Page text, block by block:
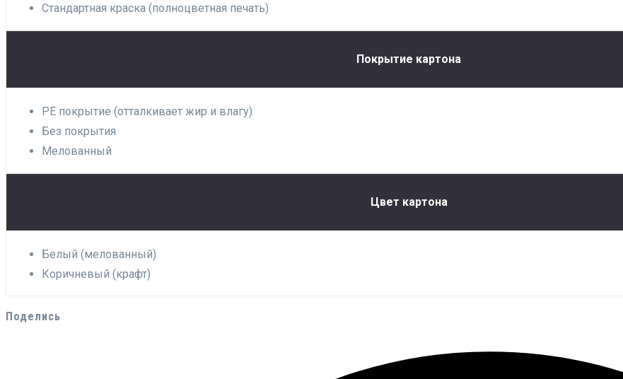
Стандартная краска (полноцветная печать)
Покрытие картона
PE покрытие (отталкивает жир и влагу)
Без покрытия
Мелованный
Цвет картона
Белый (мелованный)
Коричневый (крафт)
Поделись